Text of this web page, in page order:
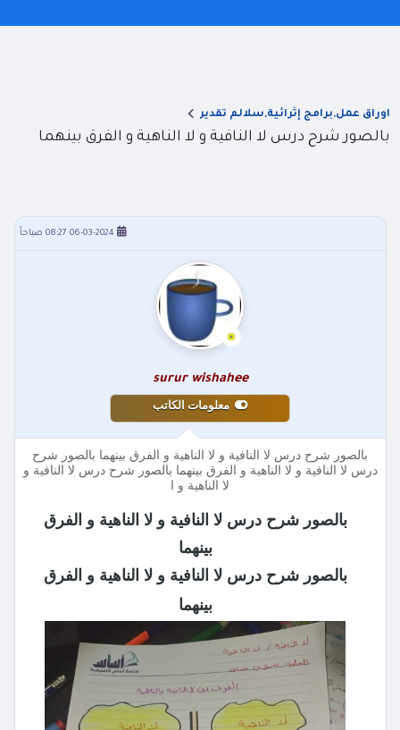
اوراق عمل,برامج إثرائية,سلالم تقدير
بالصور شرح درس لا النافية و لا الناهية و الفرق بينهما
06-03-2024 08:27 صباحاً
surur wishahee
معلومات الكاتب
بالصور شرح درس لا النافية و لا الناهية و الفرق بينهما بالصور شرح
درس لا النافية و لا الناهية و الفرق بينهما بالصور شرح درس لا النافية و
لا الناهية و ا
بالصور شرح درس لا النافية و لا الناهية و الفرق
بينهما
بالصور شرح درس لا النافية و لا الناهية و الفرق
بينهما